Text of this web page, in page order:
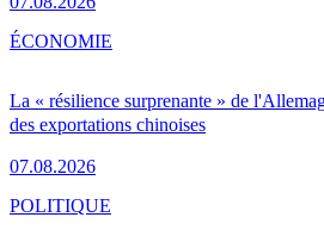
La « résilience surprenante » de
des exportations chinoises
07.08.2026
ÉCONOMIE
POLITIQUE